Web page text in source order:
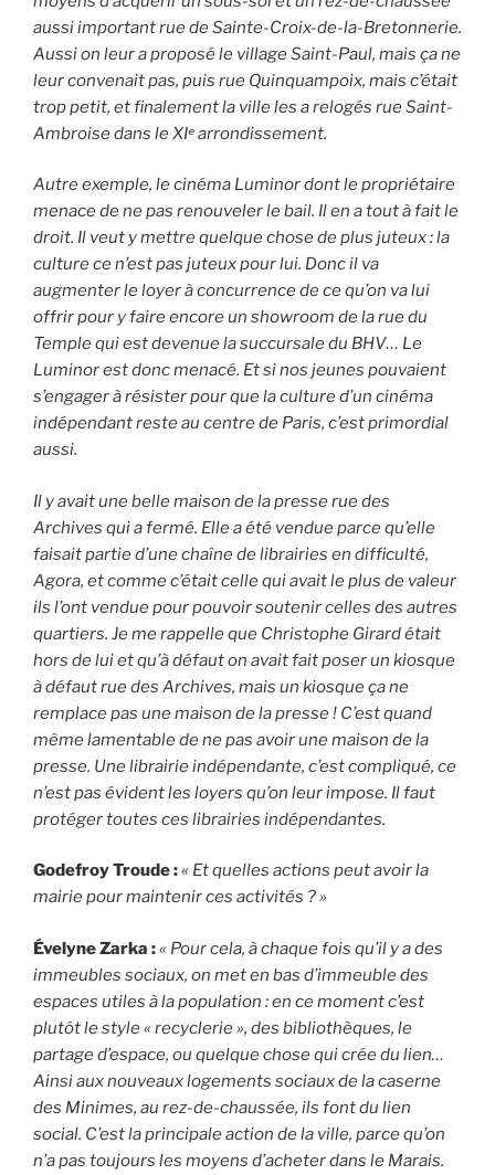
aussi important rue de Sainte-Croix-de-la-Bretonnerie.
Aussi on leur a proposé le village Saint-Paul, mais ça ne
leur convenait pas, puis rue Quinquampoix, mais c’était
trop petit, et finalement la ville les a relogés rue Saint-
Ambroise dans le XIᵉ arrondissement.
Autre exemple, le cinéma Luminor dont le propriétaire
menace de ne pas renouveler le bail. Il en a tout à fait le
droit. Il veut y mettre quelque chose de plus juteux : la
culture ce n’est pas juteux pour lui. Donc il va
augmenter le loyer à concurrence de ce qu’on va lui
offrir pour y faire encore un showroom de la rue du
Temple qui est devenue la succursale du BHV… Le
Luminor est donc menacé. Et si nos jeunes pouvaient
s’engager à résister pour que la culture d’un cinéma
indépendant reste au centre de Paris, c’est primordial
aussi.
Il y avait une belle maison de la presse rue des
Archives qui a fermé. Elle a été vendue parce qu’elle
faisait partie d’une chaîne de librairies en difficulté,
Agora, et comme c’était celle qui avait le plus de valeur
ils l’ont vendue pour pouvoir soutenir celles des autres
quartiers. Je me rappelle que Christophe Girard était
hors de lui et qu’à défaut on avait fait poser un kiosque
à défaut rue des Archives, mais un kiosque ça ne
remplace pas une maison de la presse ! C’est quand
même lamentable de ne pas avoir une maison de la
presse. Une librairie indépendante, c’est compliqué, ce
n’est pas évident les loyers qu’on leur impose. Il faut
protéger toutes ces librairies indépendantes.
Godefroy Troude :« Et quelles actions peut avoir la
mairie pour maintenir ces activités ? »
Évelyne Zarka :« Pour cela, à chaque fois qu’il y a des
immeubles sociaux, on met en bas d’immeuble des
espaces utiles à la population : en ce moment c’est
plutôt le style « recyclerie », des bibliothèques, le
partage d’espace, ou quelque chose qui crée du lien…
Ainsi aux nouveaux logements sociaux de la caserne
des Minimes, au rez-de-chaussée, ils font du lien
social. C’est la principale action de la ville, parce qu’on
n’a pas toujours les moyens d’acheter dans le Marais.